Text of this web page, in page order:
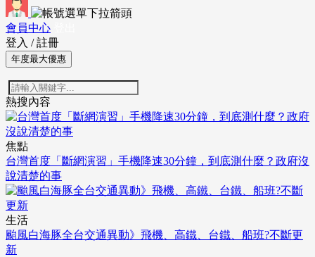
會員中心
登入 / 註冊
年度最大優惠
熱搜內容
焦點
台灣首度「斷網演習」手機降速30分鐘，到底測什麼？政府沒
說清楚的事
生活
颱風白海豚全台交通異動》飛機、高鐵、台鐵、船班?不斷更
新